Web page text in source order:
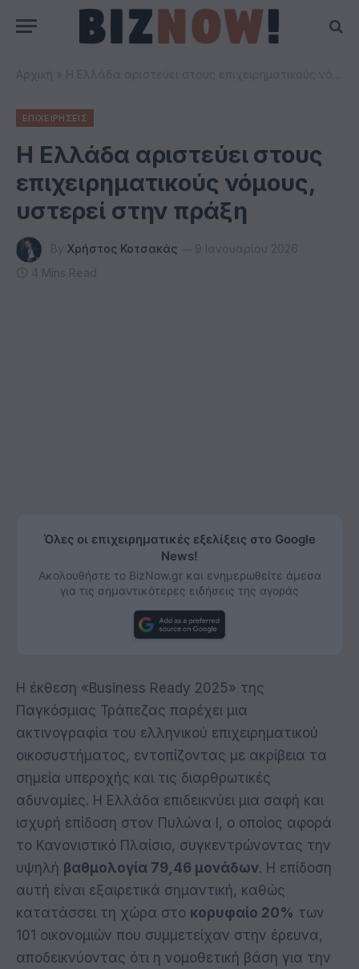
Αρχική
ΕΠΙΧΕΙΡΗΣΕΙΣ
Η Ελλάδα αριστεύει στους
επιχειρηματικούς νόμους,
υστερεί στην πράξη
By Χρήστος Κοτσακάς
9 Ιανουαρίου 2026
4 Mins Read
Όλες οι επιχειρηματικές εξελίξεις στο Google
News!
Ακολουθήστε το BizNow.gr και ενημερωθείτε άμεσα
για τις σημαντικότερες ειδήσεις της αγοράς
Η έκθεση «Business Ready 2025» της
Παγκόσμιας Τράπεζας παρέχει μια
ακτινογραφία του ελληνικού επιχειρηματικού
οικοσυστήματος, εντοπίζοντας με ακρίβεια τα
σημεία υπεροχής και τις διαρθρωτικές
αδυναμίες. Η Ελλάδα επιδεικνύει μια σαφή και
ισχυρή επίδοση στον Πυλώνα Ι, ο οποίος αφορά
το Κανονιστικό Πλαίσιο, συγκεντρώνοντας την
υψηλή βαθμολογία 79,46 μονάδων. Η επίδοση
αυτή είναι εξαιρετικά σημαντική, καθώς
κατατάσσει τη χώρα στο κορυφαίο 20% των
101 οικονομιών που συμμετείχαν στην έρευνα,
αποδεικνύοντας ότι η νομοθετική βάση για την